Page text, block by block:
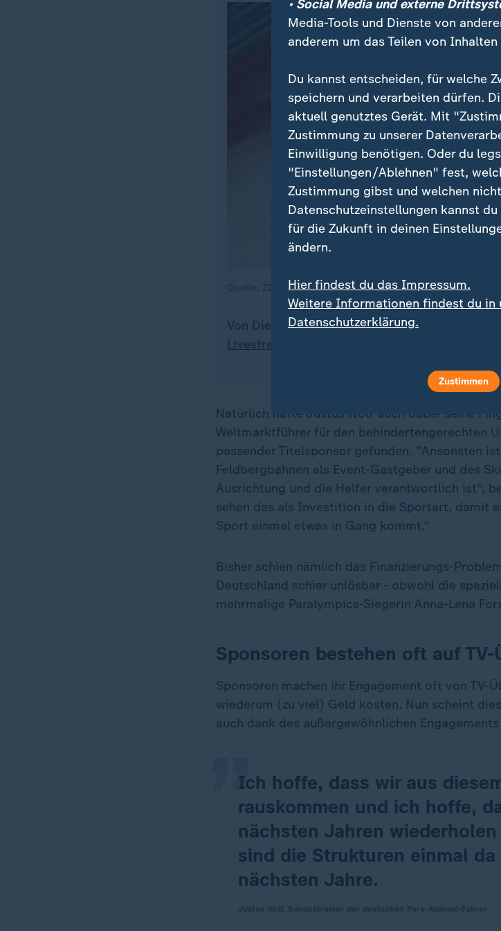
Von Dienstag bis Donnerstag zeigt das ZDF
Livestream
Natürlich hatte Justus Wolf auch dabei seine
Weltmarktführer für den behindertengerechten
passender Titelsponsor gefunden. "Ansonsten
Feldbergbahnen als Event-Gastgeber und des
Ausrichtung und die Helfer verantwortlich ist",
sehen das als Investition in die Sportart, damit
Sport einmal etwas in Gang kommt."
Bisher schien nämlich das Finanzierungs-
Deutschland schier unlösbar - obwohl die
mehrmalige Paralympics-Siegerin Anna-Lena
Sponsoren bestehen oft auf TV-
Sponsoren machen ihr Engagement oft von TV-
wiederum (zu viel) Geld kosten. Nun scheint
auch dank des außergewöhnlichen
Ich hoffe, dass wir aus
rauskommen und ich hoffe,
nächsten Jahren
sind die Strukturen einmal
nächsten Jahre.
„
• Social Media und externe
Media-Tools und Dienste von
anderem um das Teilen von
Du kannst entscheiden, für welche
speichern und verarbeiten dürfen.
aktuell genutztes Gerät. Mit
Zustimmung zu unserer
Einwilligung benötigen. Oder du
"Einstellungen/Ablehnen" fest,
Zustimmung gibst und welchen
Datenschutzeinstellungen kannst
für die Zukunft in deinen
ändern.
Hier findest du das Impressum.
Weitere Informationen findest du in
Datenschutzerklärung.
Zustimmen